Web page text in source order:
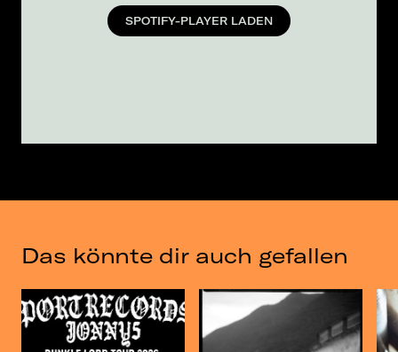
SPOTIFY-PLAYER LADEN
Das könnte dir auch gefallen